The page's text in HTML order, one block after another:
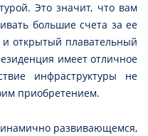
Это значит, что вам
большие счета за ее
и открытый плавательный
имеет отличное
инфраструктуры не
приобретением.
развивающемся,